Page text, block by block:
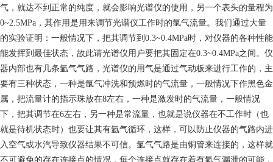
气，就达不到正常的纯度，就会影响光谱仪的使用，另一个表头的量程为
0~2.5MPa，其作用是用来调节光谱仪工作时的氩气流量。我们通过大量
的实验证明：一般情况下，把其调节到0.3~0.4MPa时，对仪器的各种性能
能发挥到最佳状态，故此请光谱仪用户要把其固定在0.3~0.4MPa之间。仪
器内部也有几条氩气气路，光谱仪的用气是通过气动板来进行工作的，主
要有三种状态，一种是氩气冲洗和预燃时的气流量，一般情况下作黑色金
属，把流量计的指示珠放在8左右，一种是激发时的气流量，一般情况
下，把其调节在6左右，另一种是常流量，也就是说仪器在不工作时（也
就是待机状态时）也要让其有氩气循环，这样，可以防止仪器的气路内进
入空气或水汽导致仪器结果不可信。氩气气路是由铜管来连接的，这样就
不可避免的存在连接点的情况，每个连接点就存在着有氩气漏泄的可能，